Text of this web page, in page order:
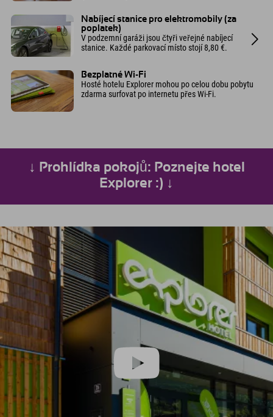
Nabíjecí stanice pro elektromobily (za
poplatek)
V podzemní garáži jsou čtyři veřejné nabíjecí
stanice. Každé parkovací místo stojí 8,80 €.
Bezplatné Wi-Fi
Hosté hotelu Explorer mohou po celou dobu pobytu
zdarma surfovat po internetu přes Wi-Fi.
↓ Prohlídka pokojů: Poznejte hotel
Explorer :) ↓